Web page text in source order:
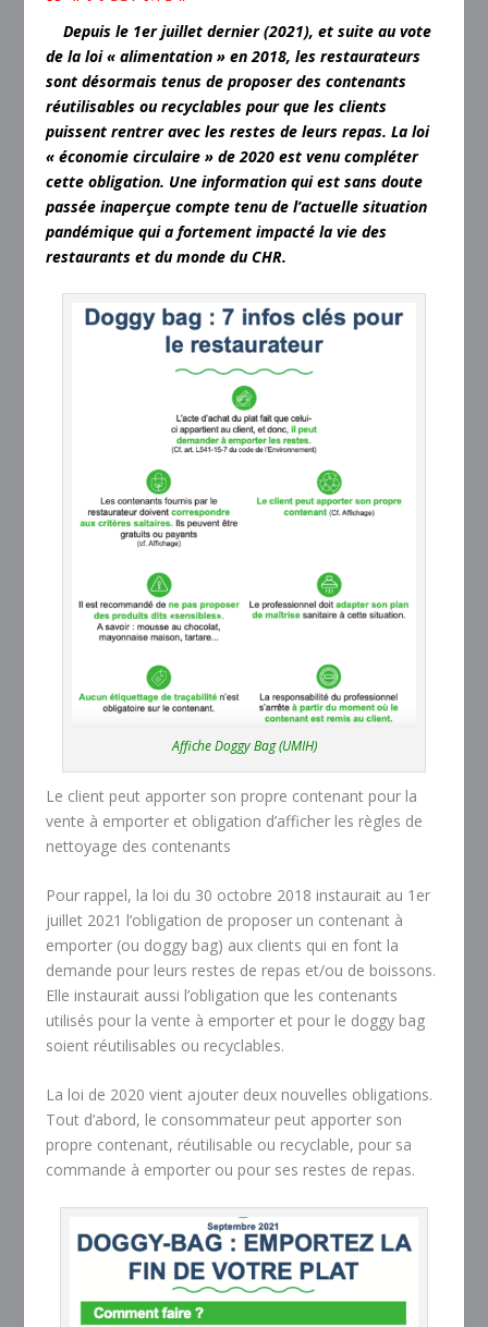
Depuis le 1er juillet dernier (2021), et suite au vote
de la loi « alimentation » en 2018, les restaurateurs
sont désormais tenus de proposer des contenants
réutilisables ou recyclables pour que les clients
puissent rentrer avec les restes de leurs repas. La loi
« économie circulaire » de 2020 est venu compléter
cette obligation. Une information qui est sans doute
passée inaperçue compte tenu de l’actuelle situation
pandémique qui a fortement impacté la vie des
restaurants et du monde du CHR.
Affiche Doggy Bag (UMIH)
Le client peut apporter son propre contenant pour la
vente à emporter et obligation d’afficher les règles de
nettoyage des contenants
Pour rappel, la loi du 30 octobre 2018 instaurait au 1er
juillet 2021 l’obligation de proposer un contenant à
emporter (ou doggy bag) aux clients qui en font la
demande pour leurs restes de repas et/ou de boissons.
Elle instaurait aussi l’obligation que les contenants
utilisés pour la vente à emporter et pour le doggy bag
soient réutilisables ou recyclables.
La loi de 2020 vient ajouter deux nouvelles obligations.
Tout d’abord, le consommateur peut apporter son
propre contenant, réutilisable ou recyclable, pour sa
commande à emporter ou pour ses restes de repas.